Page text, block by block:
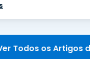
Todos os Artigos